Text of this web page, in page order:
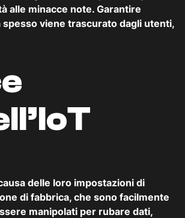
alle minacce note. Garantire
viene trascurato dagli utenti,
delle loro impostazioni di
di fabbrica, che sono facilmente
manipolati per rubare dati,